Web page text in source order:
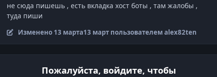
не сюда пишешь , есть вкладка хост боты , там жалобы ,
туда пиши
Изменено 13 марта13 мартпользователем alex82ten
Пожалуйста, войдите, чтобы